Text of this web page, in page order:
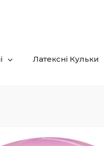
Латексні Кульки